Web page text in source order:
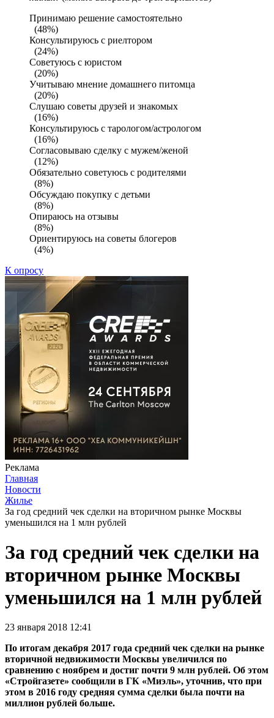
Принимаю решение самостоятельно
(48%)
Консультируюсь с риелтором
(24%)
Советуюсь с юристом
(20%)
Учитываю мнение домашнего питомца
(20%)
Слушаю советы друзей и знакомых
(16%)
Консультируюсь с тарологом/астрологом
(16%)
Согласовываю сделку с мужем/женой
(12%)
Обязательно советуюсь с родителями
(8%)
Обсуждаю покупку с детьми
(8%)
Опираюсь на отзывы
(8%)
Ориентируюсь на советы блогеров
(4%)
К опросу
Реклама
Главная
Новости
Жилье
За год средний чек сделки на вторичном рынке Москвы
уменьшился на 1 млн рублей
За год средний чек сделки на
вторичном рынке Москвы
уменьшился на 1 млн рублей
23 января 2018 12:41
По итогам декабря 2017 года средний чек сделки на рынке
вторичной недвижимости Москвы увеличился по
сравнению с ноябрем и достиг почти 9 млн рублей. Об этом
«Стройгазете» сообщили в ГК «Миэль», уточнив, что при
этом в 2016 году средняя сумма сделки была почти на
миллион рублей больше.